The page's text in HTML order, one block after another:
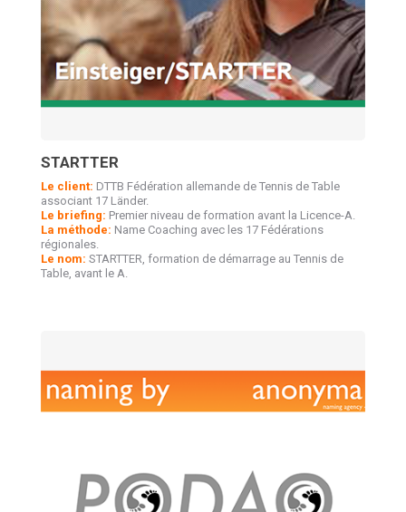
STARTTER
Le client: DTTB Fédération allemande de Tennis de Table
associant 17 Länder.
Le briefing: Premier niveau de formation avant la Licence-A.
La méthode: Name Coaching avec les 17 Fédérations
régionales.
Le nom: STARTTER, formation de démarrage au Tennis de
Table, avant le A.